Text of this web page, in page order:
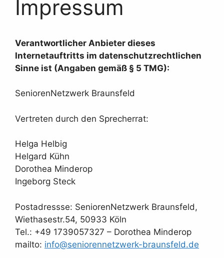
Impressum
Verantwortlicher Anbieter dieses
Internetauftritts im datenschutzrechtlichen
Sinne ist (Angaben gemäß § 5 TMG):
SeniorenNetzwerk Braunsfeld
Vertreten durch den Sprecherrat:
Helga Helbig
Helgard Kühn
Dorothea Minderop
Ingeborg Steck
Postadressse: SeniorenNetzwerk Braunsfeld,
Wiethasestr.54, 50933 Köln
Tel.: +49 1739057327 – Dorothea Minderop
mailto: info@seniorennetzwerk-braunsfeld.de